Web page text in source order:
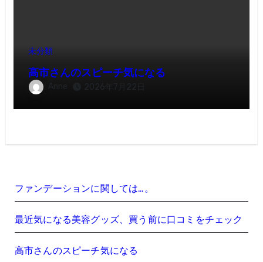
未分類
高市さんのスピーチ気になる
Anne 2026年7月22日
ファンデーションに関しては…。
最近気になる美容グッズ、買う前に口コミをチェック
高市さんのスピーチ気になる